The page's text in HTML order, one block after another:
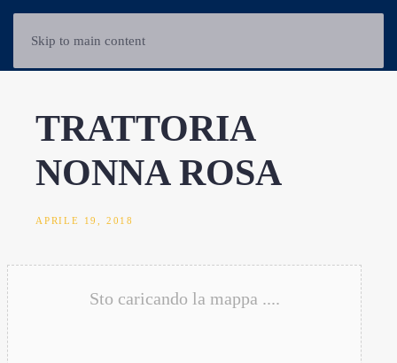
Skip to main content
TRATTORIA
NONNA ROSA
APRILE 19, 2018
Sto caricando la mappa ....